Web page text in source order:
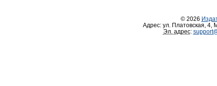
© 2026
Адрес: ул. Платовская, 4
Эл. адрес: